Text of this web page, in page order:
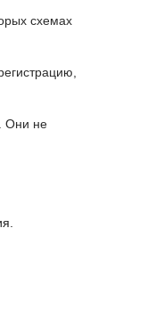
схемах
Они не